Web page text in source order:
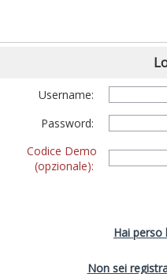
Username:
Password:
Codice Demo
(opzionale):
Hai perso
Non sei